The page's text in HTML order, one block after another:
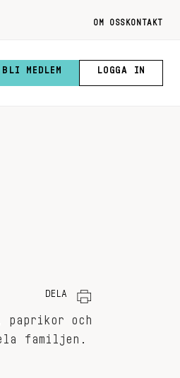
OM OSS KONTAKT
BLI MEDLEM LOGGA IN
DELA
paprikor och
familjen.